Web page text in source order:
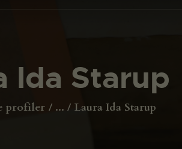
Ida Starup
profiler ... Laura Ida Starup